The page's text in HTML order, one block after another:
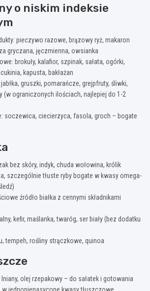
o niskim indeksie
pieczywo razowe, brązowy ryż, makaron
gryczana, jęczmienna, owsianka
brokuły, kalafior, szpinak, sałata, ogórki,
kapusta, bakłażan
gruszki, pomarańcze, grejpfruty, śliwki,
(w ograniczonych ilościach, najlepiej do 1-2
soczewica, ciecierzyca, fasola, groch – bogate
bez skóry, indyk, chuda wołowina, królik
szczególnie tłuste ryby bogate w kwasy omega-
źródło białka z cennymi składnikami
kefir, maślanka, twaróg, ser biały (bez dodatku
tempeh, rośliny strączkowe, quinoa
olej rzepakowy – do sałatek i gotowania
jednonienasycone kwasy tłuszczowe